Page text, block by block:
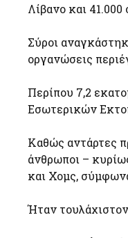
Λίβανο και
Σύροι
οργανώσεις
Περίπου 7,2
Εσωτερικών
Καθώς αντάρτες
άνθρωποι –
και Χομς,
Ήταν